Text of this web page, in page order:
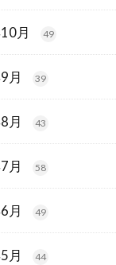
月 49
月 39
月 43
月 58
月 49
月 44